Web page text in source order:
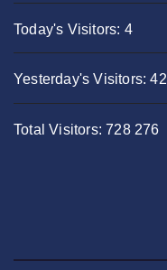
Today's Visitors: 4
Yesterday's Visitors:42
Total Visitors:728 276